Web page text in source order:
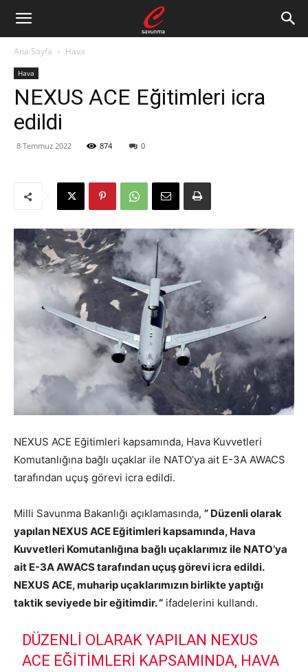
Ana Sayfa Hava
Hava
NEXUS ACE Eğitimleri icra
edildi
8 Temmuz 2022 874 0
NEXUS ACE Eğitimleri kapsamında, Hava Kuvvetleri
Komutanlığına bağlı uçaklar ile NATO’ya ait E-3A AWACS
tarafından uçuş görevi icra edildi.
Milli Savunma Bakanlığı açıklamasında, ” Düzenli olarak
yapılan NEXUS ACE Eğitimleri kapsamında, Hava
Kuvvetleri Komutanlığına bağlı uçaklarımız ile NATO’ya
ait E-3A AWACS tarafından uçuş görevi icra edildi.
NEXUS ACE, muharip uçaklarımızın birlikte yaptığı
taktik seviyede bir eğitimdir. “ ifadelerini kullandı.
DÜZENLI OLARAK YAPILAN NEXUS
ACE EĞITIMLERI KAPSAMINDA, HAVA